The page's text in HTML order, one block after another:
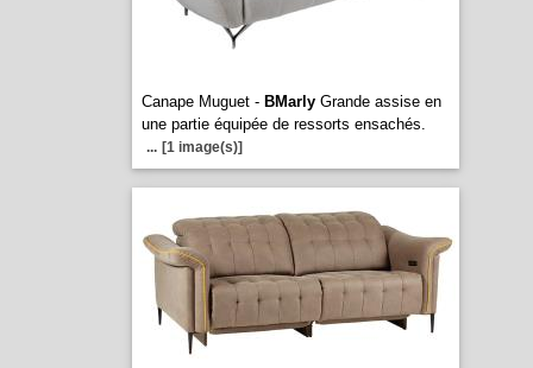
Canape Muguet - BMarlyGrande assise en
une partie équipée de ressorts ensachés.
... [1 image(s)]